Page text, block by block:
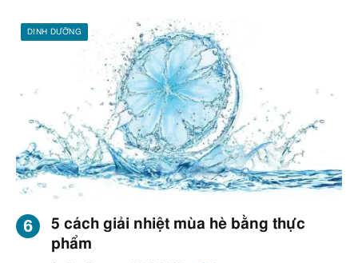
DINH DƯỠNG
5 cách giải nhiệt mùa hè bằng thực
phẩm